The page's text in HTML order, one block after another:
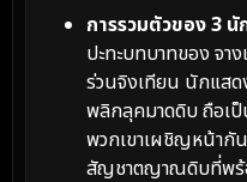
การรวมตัวของ 3
ปะทะบทบาทของ จา
ร่วนจิงเทียน นักแสด
พลิกลุคมาดดิบ ถือเ
พวกเขาเผชิญหน้ากั
สัญชาตญาณดิบที่พร้